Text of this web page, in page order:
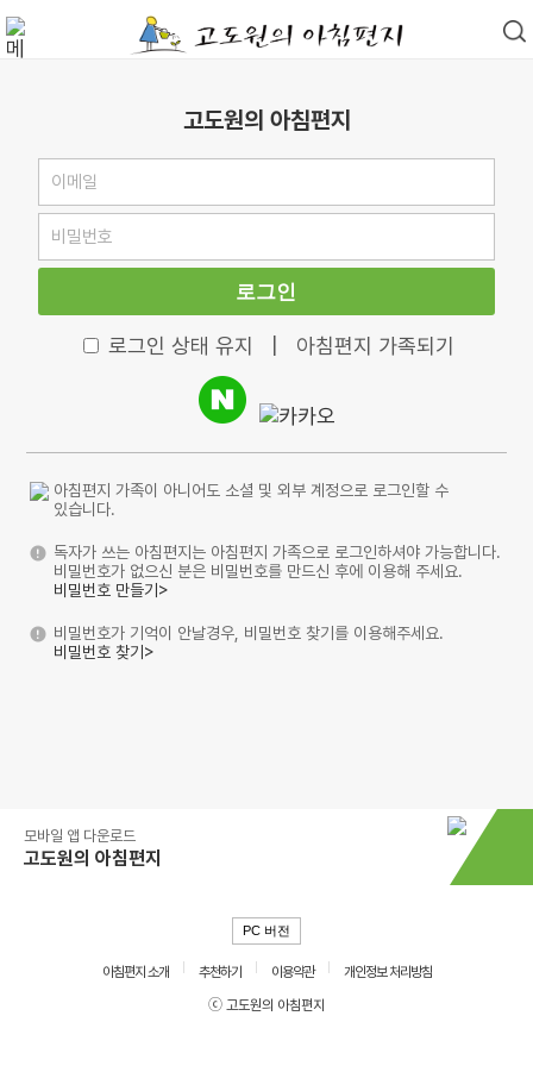
고도원의 아침편지
로그인
로그인 상태 유지 아침편지 가족되기
아침편지 가족이 아니어도 소셜 및 외부 계정으로 로그인할 수
있습니다.
독자가 쓰는 아침편지는 아침편지 가족으로 로그인하셔야 가능합니다.
비밀번호가 없으신 분은 비밀번호를 만드신 후에 이용해 주세요.
비밀번호 만들기>
비밀번호가 기억이 안날경우, 비밀번호 찾기를 이용해주세요.
비밀번호 찾기>
모바일 앱 다운로드
고도원의 아침편지
PC 버전
아침편지 소개 추천하기 이용약관
개인정보 처리방침
ⓒ 고도원의 아침편지